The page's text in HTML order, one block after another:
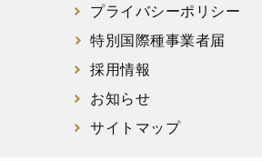
プライバシーポリシー
特別国際種事業者届
採用情報
お知らせ
サイトマップ